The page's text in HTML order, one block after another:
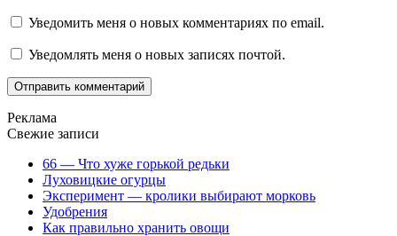
Уведомить меня о новых комментариях по email.
Уведомлять меня о новых записях почтой.
Реклама
Свежие записи
66 — Что хуже горькой редьки
Луховицкие огурцы
Эксперимент — кролики выбирают морковь
Удобрения
Как правильно хранить овощи